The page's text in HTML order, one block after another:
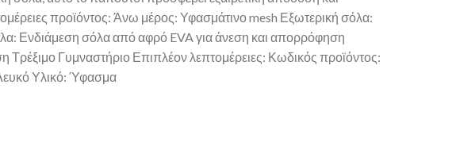
προϊόντος: Άνω μέρος: Υφασμάτινο mesh Εξωτερική σόλα:
Ενδιάμεση σόλα από αφρό EVA για άνεση και απορρόφηση
Γυμναστήριο Επιπλέον λεπτομέρειες: Κωδικός προϊόντος:
Υλικό: Ύφασμα